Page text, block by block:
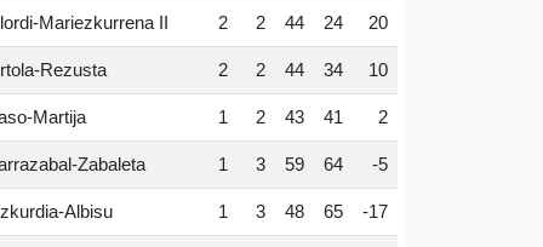
Mariezkurrena II 2 2 44 24 20
Rezusta 2 2 44 34 10
Martija 1 2 43 41 2
Zabaleta 1 3 59 64 -5
Albisu 1 3 48 65 -17